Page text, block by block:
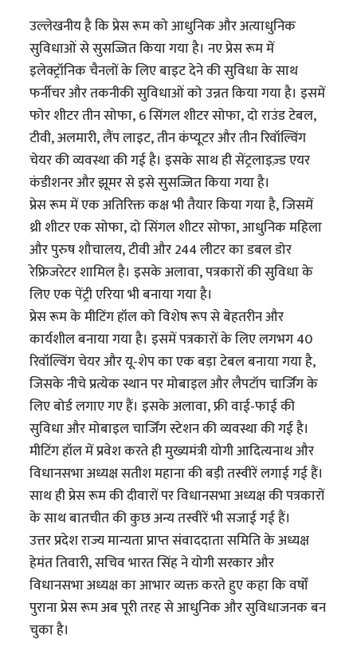
उल्लेखनीय है कि प्रेस रूम को आधुनिक और अत्याधुनिक
सुविधाओं से सुसज्जित किया गया है। नए प्रेस रूम में
इलेक्ट्रॉनिक चैनलों के लिए बाइट देने की सुविधा के साथ
फर्नीचर और तकनीकी सुविधाओं को उन्नत किया गया है। इसमें
फोर शीटर तीन सोफा, 6 सिंगल शीटर सोफा, दो राउंड टेबल,
टीवी, अलमारी, लैंप लाइट, तीन कंप्यूटर और तीन रिवॉल्विंग
चेयर की व्यवस्था की गई है। इसके साथ ही सेंट्रलाइज़्ड एयर
कंडीशनर और झूमर से इसे सुसज्जित किया गया है।
प्रेस रूम में एक अतिरिक्त कक्ष भी तैयार किया गया है, जिसमें
थ्री शीटर एक सोफा, दो सिंगल शीटर सोफा, आधुनिक महिला
और पुरुष शौचालय, टीवी और 244 लीटर का डबल डोर
रेफ्रिजरेटर शामिल है। इसके अलावा, पत्रकारों की सुविधा के
लिए एक पेंट्री एरिया भी बनाया गया है।
प्रेस रूम के मीटिंग हॉल को विशेष रूप से बेहतरीन और
कार्यशील बनाया गया है। इसमें पत्रकारों के लिए लगभग 40
रिवॉल्विंग चेयर और यू-शेप का एक बड़ा टेबल बनाया गया है,
जिसके नीचे प्रत्येक स्थान पर मोबाइल और लैपटॉप चार्जिंग के
लिए बोर्ड लगाए गए हैं। इसके अलावा, फ्री वाई-फाई की
सुविधा और मोबाइल चार्जिंग स्टेशन की व्यवस्था की गई है।
मीटिंग हॉल में प्रवेश करते ही मुख्यमंत्री योगी आदित्यनाथ और
विधानसभा अध्यक्ष सतीश महाना की बड़ी तस्वीरें लगाई गई हैं।
साथ ही प्रेस रूम की दीवारों पर विधानसभा अध्यक्ष की पत्रकारों
के साथ बातचीत की कुछ अन्य तस्वीरें भी सजाई गई हैं।
उत्तर प्रदेश राज्य मान्यता प्राप्त संवाददाता समिति के अध्यक्ष
हेमंत तिवारी, सचिव भारत सिंह ने योगी सरकार और
विधानसभा अध्यक्ष का आभार व्यक्त करते हुए कहा कि वर्षों
पुराना प्रेस रूम अब पूरी तरह से आधुनिक और सुविधाजनक बन
चुका है।